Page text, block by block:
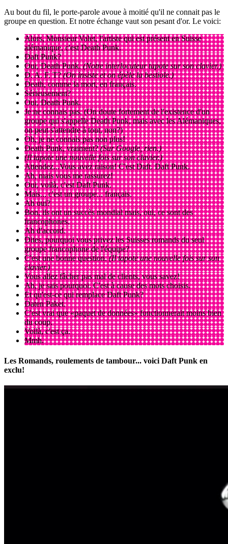
Au bout du fil, le porte-parole avoue à moitié qu'il ne connait pas le
groupe en question. Et notre échange vaut son pesant d'or. Le voici:
Alors, Monsieur Valet, l'artiste qui est présent en Suisse
alémanique, c'est Death Punk.
Daft Punk?
Oui, Death Punk.(Notre interlocuteur tapote sur son clavier.)
D. A. F. T?(On insiste et on épèle la bestiole.)
Death, comme la mort, en français.
Sérieusement?
Oui, Death Punk.
Je ne connais pas. (On doute fortement de l'existence d'un
groupe qui s'appelle Death Punk, mais avec les Alémaniques,
on peut s'attendre à tout, non?)
Oh, je ne connais pas non plus!
Death Punk, vraiment?(Sur Google, rien.)
(Il tapote une nouvelle fois sur son clavier.)
Attendez...Vous avez raison! C'est Daft. Daft Punk.
Ah, mais vous me rassurez!
Oui, voilà, c'est Daft Punk.
Mais... c'est un groupe... français.
Ah oui?
Bon, ils ont un succès mondial mais, oui, ce sont des
francophones.
Ah d'accord.
Dites, pourquoi vous privez les Suisses romands du seul
groupe francophone de l'équipe?
C'est une bonne question.(Il tapote une nouvelle fois sur son
clavier.)
Vous allez fâcher pas mal de clients, vous savez!
Ah, je sais pourquoi. C'est à cause des mots choisis.
Et qu'est-ce qui remplace Daft Punk?
Daten Paket.
C'est vrai que «paquet de données» fonctionnerait moins bien
du coup.
Voilà, c'est ça.
Mmh.
Les Romands, roulements de tambour... voici Daft Punk en
exclu!